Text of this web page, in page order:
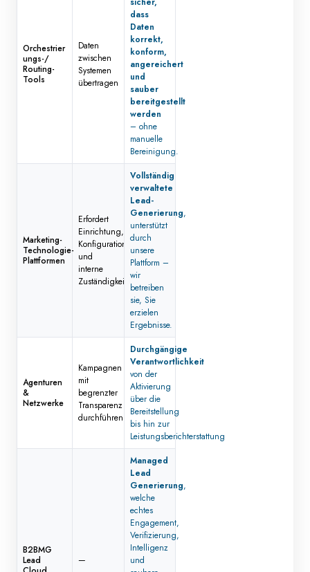
Orchestrier
ungs-/
Routing-
Tools
Daten
zwischen
Systemen
übertragen
dass
Daten
korrekt,
konform,
angereichert
und
sauber
bereitgestellt
werden
– ohne
manuelle
Bereinigung.
Marketing-
Technologie-
Plattformen
Erfordert
Einrichtung,
Konfiguration
und
interne
Zuständigkeit
Vollständig
verwaltete
Lead-
Generierung,
unterstützt
durch
unsere
Plattform –
wir
betreiben
sie, Sie
erzielen
Ergebnisse.
Agenturen
&
Netzwerke
Kampagnen
mit
begrenzter
Transparenz
durchführen
Durchgängige
Verantwortlichkeit
von der
Aktivierung
über die
Bereitstellung
bis hin zur
Leistungsberichterstattung
B2BMG
Lead
—
Managed
Lead
Generierung,
welche
echtes
Engagement,
Verifizierung,
Intelligenz
und